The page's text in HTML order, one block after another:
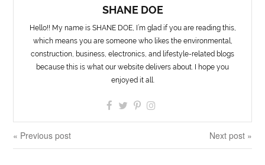
SHANE DOE
Hello!! My name is SHANE DOE, I’m glad if you are reading this,
which means you are someone who likes the environmental,
construction, business, electronics, and lifestyle-related blogs
because this is what our website delivers about. I hope you
enjoyed it all.
« Previous post Next post »